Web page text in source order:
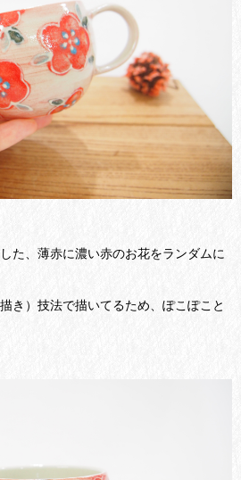
た、薄赤に濃い赤のお花をランダムに
き）技法で描いてるため、ぽこぽこと